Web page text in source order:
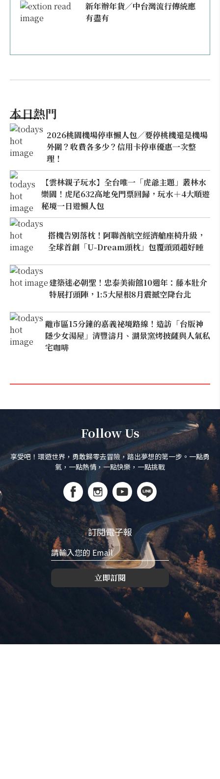
新年辦年貨／中台灣流行傳統應
有盡有
本日熱門
2026桃園機場停車懶人包／要停桃機還是機場
外圍？收費各多少？信用卡停車優惠一次整
理！
【雲林親子玩水】全台唯一「虎爺主題」叢林水
樂園！虎尾632高地免門票回歸，玩水＋4大順遊
秘境一日遊懶人包
搭機告別落枕！阿聯酋航空經濟艙座椅升級，
全球首創「U-Dream頭枕」包覆頭頸超好睡
建築迷必朝聖！忠泰美術館10週年：藤本壯介
特展打頭陣，1:5大屋根8月震撼空降台北
離市區15分鐘的嘉義祕境路線！造訪「台版神
隱少女湯屋」清豐濤月、湖景窯烤披薩與人氣私
宅咖啡
Follow Us
享受吧！環遊世界，勇敢歸零去冒險，踏出夢想的第一步。一點勇
氣，一點熱情，一點快樂，一點挑戰
訂閱電子報
立即訂閱